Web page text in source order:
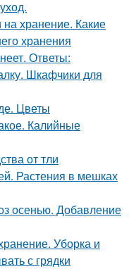
на хранение. Какие
хранения
Ответы:
Шкафчики для
Цветы
Калийные
от тли
Растения в мешках
осенью. Добавление
Уборка и
с грядки